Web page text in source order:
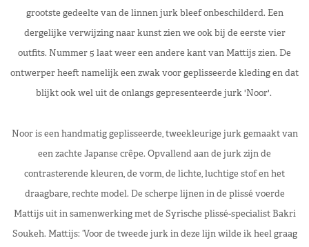
grootste gedeelte van de linnen jurk bleef onbeschilderd. Een
dergelijke verwijzing naar kunst zien we ook bij de eerste vier
outfits. Nummer 5 laat weer een andere kant van Mattijs zien. De
ontwerper heeft namelijk een zwak voor geplisseerde kleding en dat
blijkt ook wel uit de onlangs gepresenteerde jurk 'Noor'.
Noor is een handmatig geplisseerde, tweekleurige jurk gemaakt van
een zachte Japanse crêpe. Opvallend aan de jurk zijn de
contrasterende kleuren, de vorm, de lichte, luchtige stof en het
draagbare, rechte model. De scherpe lijnen in de plissé voerde
Mattijs uit in samenwerking met de Syrische plissé-specialist Bakri
Soukeh. Mattijs: ‘Voor de tweede jurk in deze lijn wilde ik heel graag